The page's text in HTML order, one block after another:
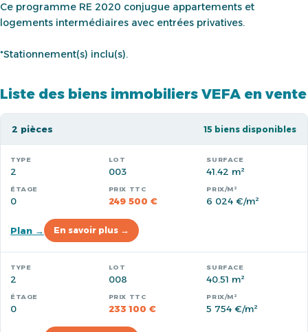
Ce programme RE 2020 conjugue appartements et
logements intermédiaires avec entrées privatives.
*Stationnement(s) inclu(s).
Liste des biens immobiliers VEFA en vente
2 pièces 15 biens disponibles
2 003 41.42 m²
0 249 500 € 6 024 €/m²
Plan → En savoir plus →
2 008 40.51 m²
0 233 100 € 5 754 €/m²